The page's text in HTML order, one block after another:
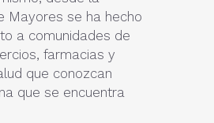
Mayores se ha hecho
a comunidades de
farmacias y
que conozcan
que se encuentra